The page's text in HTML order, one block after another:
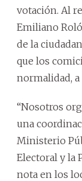
votación. Al
Emiliano
de la
que los
normalidad, a
“Nosotros
una
Ministerio
Electoral y la
nota en los